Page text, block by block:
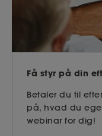
Få styr på din
Betaler du til
på, hvad du
webinar for dig!